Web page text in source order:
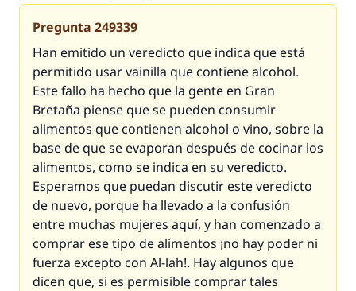
Pregunta 249339
Han emitido un veredicto que indica que está
permitido usar vainilla que contiene alcohol.
Este fallo ha hecho que la gente en Gran
Bretaña piense que se pueden consumir
alimentos que contienen alcohol o vino, sobre la
base de que se evaporan después de cocinar los
alimentos, como se indica en su veredicto.
Esperamos que puedan discutir este veredicto
de nuevo, porque ha llevado a la confusión
entre muchas mujeres aquí, y han comenzado a
comprar ese tipo de alimentos ¡no hay poder ni
fuerza excepto con Al-lah!. Hay algunos que
dicen que, si es permisible comprar tales